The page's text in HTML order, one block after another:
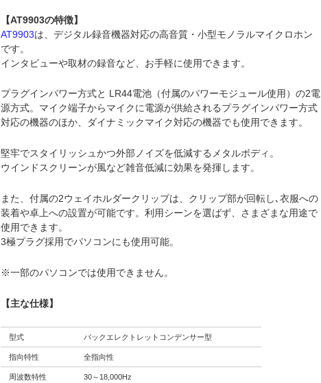
【AT9903の特徴】
AT9903は、デジタル録音機器対応の高音質・小型モノラルマイクロホン
です。
インタビューや取材の録音など、お手軽に使用できます。
プラグインパワー方式と LR44電池（付属のパワーモジュール使用）の2電
源方式。マイク端子からマイクに電源が供給されるプラグインパワー方式
対応の機器のほか、ダイナミックマイク対応の機器でも使用できます。
堅牢でスタイリッシュかつ外部ノイズを低減するメタルボディ。
ウインドスクリーンが風など雑音低減に効果を発揮します。
また、付属の2ウェイホルダークリップは、クリップ部が回転し､衣服への
装着や卓上への設置が可能です。利用シーンを選ばず、さまざまな用途で
使用できます。
3極プラグ採用でパソコンにも使用可能。
※一部のパソコンでは使用できません。
【主な仕様】
型式 バックエレクトレットコンデンサー型
指向特性 全指向性
周波数特性 30～18,000Hz